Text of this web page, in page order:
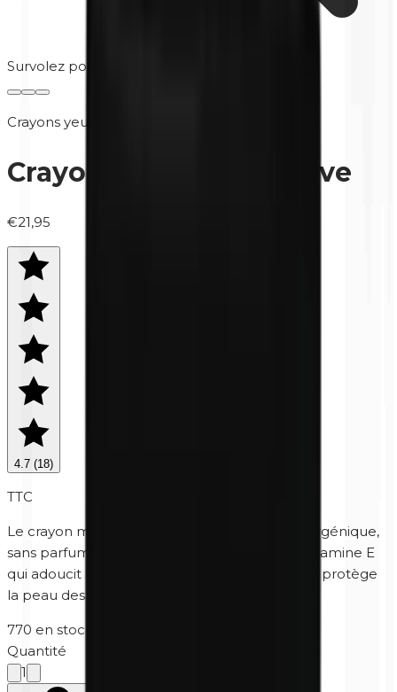
Survolez pour zoomer
Crayons yeux
Crayon à yeux | 396 Olive
€21,95
4.7 (18)
TTC
Le crayon minéral vert pour les yeux, hypoallergénique,
sans parfum et sans paraben, contient de la
vitamine E
qui adoucit la peau et du dioxyde de titane qui protège
la peau des effets nocifs des rayons UV.
770 en stock
Quantité
1